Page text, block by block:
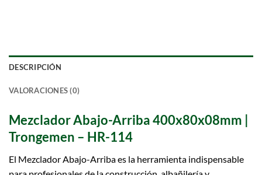
DESCRIPCIÓN
VALORACIONES (0)
Mezclador Abajo-Arriba 400x80x08mm |
Trongemen – HR-114
El Mezclador Abajo-Arriba es la herramienta indispensable